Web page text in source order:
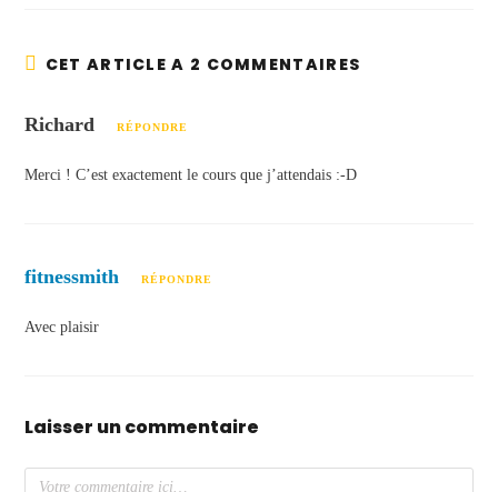
CET ARTICLE A 2 COMMENTAIRES
Richard RÉPONDRE
Merci ! C’est exactement le cours que j’attendais :-D
fitnessmith RÉPONDRE
Avec plaisir
Laisser un commentaire